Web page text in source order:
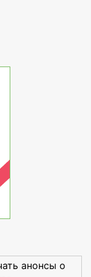
анонсы о